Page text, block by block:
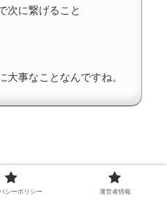
次に繋げること
大事なことなんですね。
シーポリシー 運営者情報